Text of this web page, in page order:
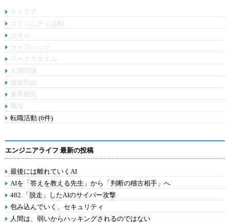
キャリア
コミュニティ活動
スキル
ライフハック
ワークスタイル
人間関係
技術動向
業界動向
職場
転職活動 (6件)
エンジニアライフ 最新の投稿
最後には離れていくAI
AIを「答えを教える先生」から「判断の稽古相手」へ
482.「脱走」したAIのサイバー攻撃
包み込んでいく、セキュリティ
人間は、弱いからハッキングされるのではない